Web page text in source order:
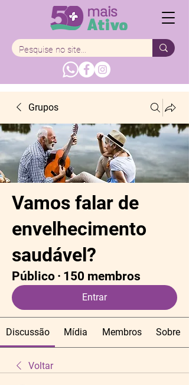
Grupos
Vamos falar de
envelhecimento
saudável?
Público · 150 membros
Entrar
Discussão Mídia Membros Sobre
Voltar